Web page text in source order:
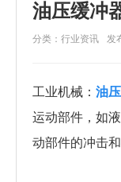
油压缓冲
分类：行业资讯 发
工业机械： 油
运动部件，如
动部件的冲击